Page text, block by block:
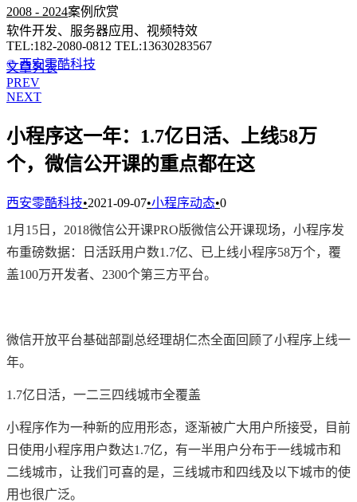
2008 - 2024案例欣赏
软件开发、服务器应用、视频特效
TEL:182-2080-0812 TEL:13630283567
© 西安零酷科技
文章列表
PREV
NEXT
小程序这一年：1.7亿日活、上线58万
个，微信公开课的重点都在这
西安零酷科技•2021-09-07•小程序动态•0
1月15日，2018微信公开课PRO版微信公开课现场，小程序发
布重磅数据：日活跃用户数1.7亿、已上线小程序58万个，覆
盖100万开发者、2300个第三方平台。
微信开放平台基础部副总经理胡仁杰全面回顾了小程序上线一
年。
1.7亿日活，一二三四线城市全覆盖
小程序作为一种新的应用形态，逐渐被广大用户所接受，目前
日使用小程序用户数达1.7亿，有一半用户分布于一线城市和
二线城市，让我们可喜的是，三线城市和四线及以下城市的使
用也很广泛。